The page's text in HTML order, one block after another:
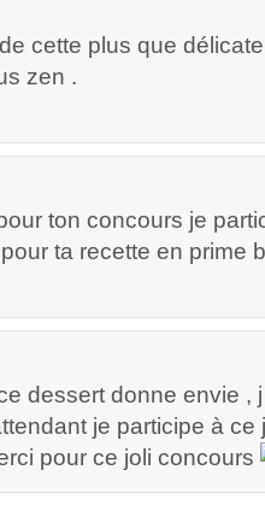
cette plus que
zen .
ton concours je
ta recette en prime
dessert donne envie ,
je participe à ce
pour ce joli concours